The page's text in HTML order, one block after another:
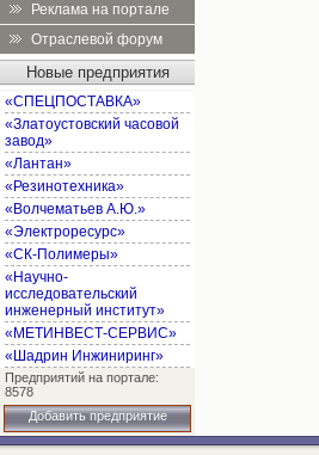
Реклама на портале
Отраслевой форум
Новые предприятия
«СПЕЦПОСТАВКА»
«Златоустовский часовой
завод»
«Лантан»
«Резинотехника»
«Волчематьев А.Ю.»
«Электроресурс»
«СК-Полимеры»
«Научно-
исследовательский
инженерный институт»
«МЕТИНВЕСТ-СЕРВИС»
«Шадрин Инжиниринг»
Предприятий на портале:
8578
Добавить предприятие